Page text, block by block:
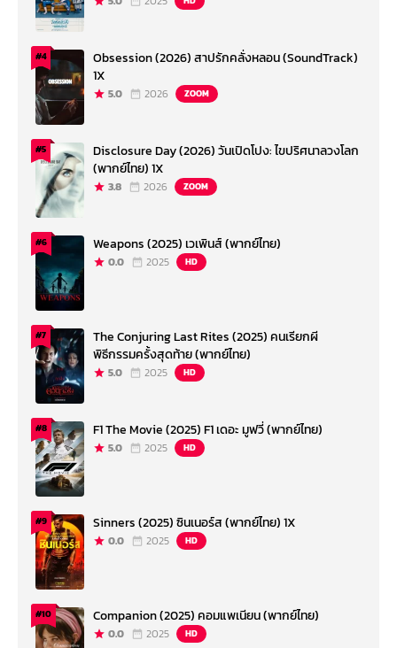
#4
Obsession (2026) สาปรักคลั่งหลอน (SoundTrack)
1X
5.0 2026 ZOOM
#5
Disclosure Day (2026) วันเปิดโปง: ไขปริศนาลวงโลก
(พากย์ไทย) 1X
3.8 2026 ZOOM
#6 Weapons (2025) เวเพินส์ (พากย์ไทย)
0.0 2025 HD
#7
The Conjuring Last Rites (2025) คนเรียกผี
พิธีกรรมครั้งสุดท้าย (พากย์ไทย)
5.0 2025 HD
#8 F1 The Movie (2025) F1 เดอะ มูฟวี่ (พากย์ไทย)
5.0 2025 HD
#9 Sinners (2025) ซินเนอร์ส (พากย์ไทย) 1X
0.0 2025 HD
#10 Companion (2025) คอมแพเนียน (พากย์ไทย)
0.0 2025 HD